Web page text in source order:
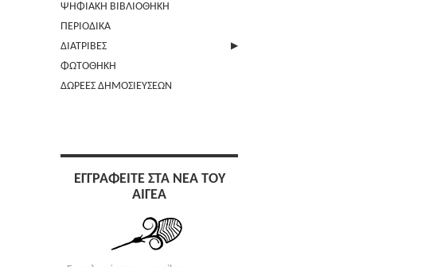
ΨΗΦΙΑΚΗ ΒΙΒΛΙΟΘΗΚΗ
ΠΕΡΙΟΔΙΚΑ
ΔΙΑΤΡΙΒΕΣ
ΑΠΟΣΤΟΛΗ ΠΕΡΙΛΗΨΗΣ
ΦΩΤΟΘΗΚΗ
ΔΩΡΕΕΣ ΔΗΜΟΣΙΕΥΣΕΩΝ
ΕΓΓΡΑΦΕΙΤΕ ΣΤΑ ΝΕΑ ΤΟΥ
ΑΙΓΕΑ